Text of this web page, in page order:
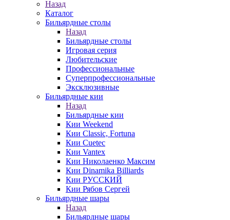
Назад
Каталог
Бильярдные столы
Назад
Бильярдные столы
Игровая серия
Любительские
Профессиональные
Суперпрофессиональные
Эксклюзивные
Бильярдные кии
Назад
Бильярдные кии
Кии Weekend
Кии Classic, Fortuna
Кии Cuetec
Кии Vantex
Кии Николаенко Максим
Кии Dinamika Billiards
Кии РУССКИЙ
Кии Рябов Сергей
Бильярдные шары
Назад
Бильярдные шары